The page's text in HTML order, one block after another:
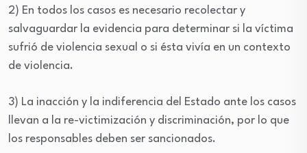
2) En todos los casos es necesario recolectar y
salvaguardar la evidencia para determinar si la víctima
sufrió de violencia sexual o si ésta vivía en un contexto
de violencia.
3) La inacción y la indiferencia del Estado ante los casos
llevan a la re-victimización y discriminación, por lo que
los responsables deben ser sancionados.